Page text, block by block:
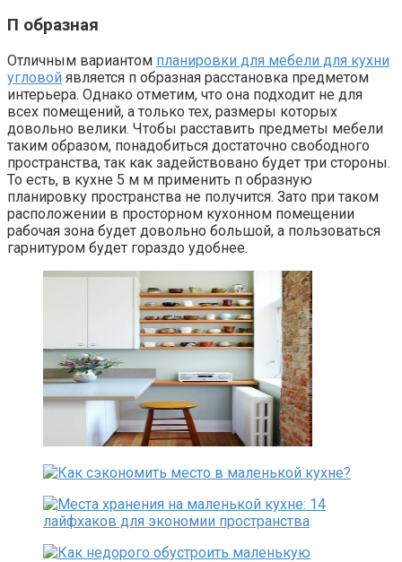
П образная
Отличным вариантом планировки для мебели для кухни
угловой является п образная расстановка предметом
интерьера. Однако отметим, что она подходит не для
всех помещений, а только тех, размеры которых
довольно велики. Чтобы расставить предметы мебели
таким образом, понадобиться достаточно свободного
пространства, так как задействовано будет три стороны.
То есть, в кухне 5 м м применить п образную
планировку пространства не получится. Зато при таком
расположении в просторном кухонном помещении
рабочая зона будет довольно большой, а пользоваться
гарнитуром будет гораздо удобнее.